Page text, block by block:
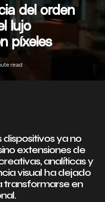
del orden
lujo
píxeles
read
ya no
extensiones de
analíticas y
visual ha dejado
transformarse en